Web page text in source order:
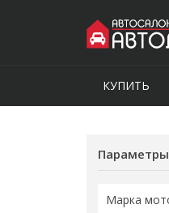
КУПИТЬ
Параметры